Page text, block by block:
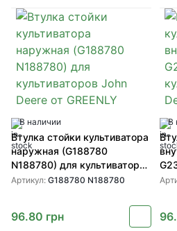
В наличии
Втулка стойки культиватора
наружная (G188780
N188780) для культиваторов
John Deere от GREENLY
Артикул: G188780 N188780
96.80 грн
В